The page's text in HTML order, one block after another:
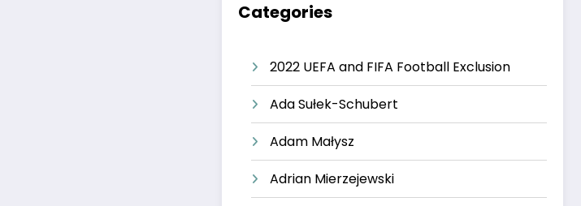
Categories
2022 UEFA and FIFA Football Exclusion
Ada Sułek-Schubert
Adam Małysz
Adrian Mierzejewski